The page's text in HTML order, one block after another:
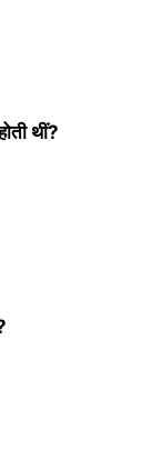
थीं?